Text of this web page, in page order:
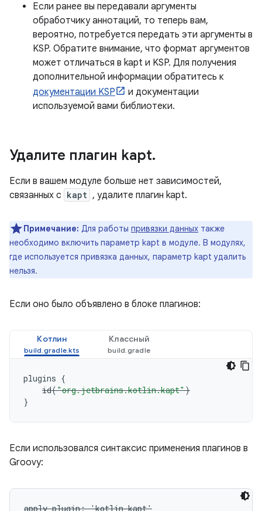
Если ранее вы передавали аргументы
обработчику аннотаций, то теперь вам,
вероятно, потребуется передать эти аргументы в
KSP. Обратите внимание, что формат аргументов
может отличаться в kapt и KSP. Для получения
дополнительной информации обратитесь к
документации KSP
и документации
используемой вами библиотеки.
Удалите плагин kapt.
Если в вашем модуле больше нет зависимостей,
связанных с kapt , удалите плагин kapt.
Примечание: Для работы привязки данных также
необходимо включить параметр kapt в модуле. В модулях,
где используется привязка данных, параметр kapt удалить
нельзя.
Если оно было объявлено в блоке плагинов:
Котлин Классный
plugins {
id("org.jetbrains.kotlin.kapt")
}
Если использовался синтаксис применения плагинов в
Groovy:
apply plugin: 'kotlin-kapt'